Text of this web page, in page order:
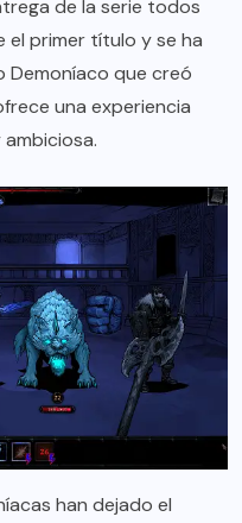
de la serie todos
primer título y se ha
Demoníaco que creó
una experiencia
han dejado el